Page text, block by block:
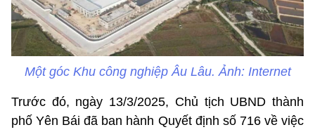
Một góc Khu công nghiệp Âu Lâu. Ảnh: Internet
Trước đó, ngày 13/3/2025, Chủ tịch UBND thành
phố Yên Bái đã ban hành Quyết định số 716 về việc